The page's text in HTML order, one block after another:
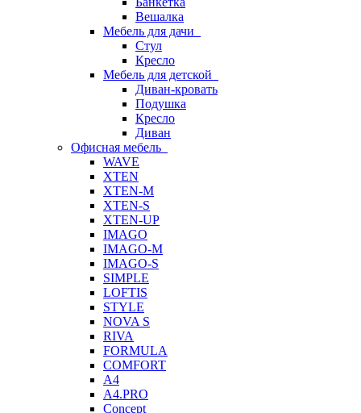
Вешалка
Мебель для дачи
Стул
Кресло
Мебель для детской
Диван-кровать
Подушка
Кресло
Диван
Офисная мебель
WAVE
XTEN
XTEN-M
XTEN-S
XTEN-UP
IMAGO
IMAGO-M
IMAGO-S
SIMPLE
LOFTIS
STYLE
NOVA S
RIVA
FORMULA
COMFORT
A4
A4.PRO
Concept